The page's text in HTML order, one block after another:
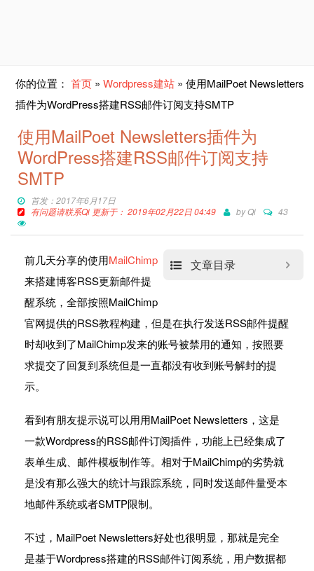
你的位置：首页 »Wordpress建站 »使用MailPoet Newsletters
插件为WordPress搭建RSS邮件订阅支持SMTP
使用MailPoet Newsletters插件为
WordPress搭建RSS邮件订阅支持
SMTP
首发：2017年6月17日
有问题请联系Qi 更新于： 2019年02月22日 04:49
byQi 43
文章目录
前几天分享的使用MailChimp
来搭建博客RSS更新邮件提
醒系统，全部按照MailChimp
官网提供的RSS教程构建，但是在执行发送RSS邮件提醒
时却收到了MailChimp发来的账号被禁用的通知，按照要
求提交了回复到系统但是一直都没有收到账号解封的提
示。
看到有朋友提示说可以用用MailPoet Newsletters，这是
一款Wordpress的RSS邮件订阅插件，功能上已经集成了
表单生成、邮件模板制作等。相对于MailChimp的劣势就
是没有那么强大的统计与跟踪系统，同时发送邮件量受本
地邮件系统或者SMTP限制。
不过，MailPoet Newsletters好处也很明显，那就是完全
是基于Wordpress搭建的RSS邮件订阅系统，用户数据都